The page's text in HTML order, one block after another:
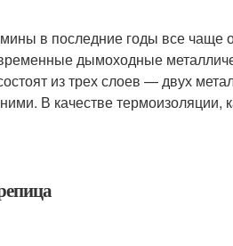
в последние годы все
дымоходные
из трех слоев — двух
В качестве термоизоляции,